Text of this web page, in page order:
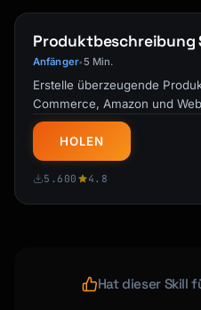
Produktbeschreibung
Anfänger•5 Min.
Erstelle überzeugende
Commerce, Amazon und
Benefit-fokussiert und zum
HOLEN
5.600 4.8
Hat dieser Skill